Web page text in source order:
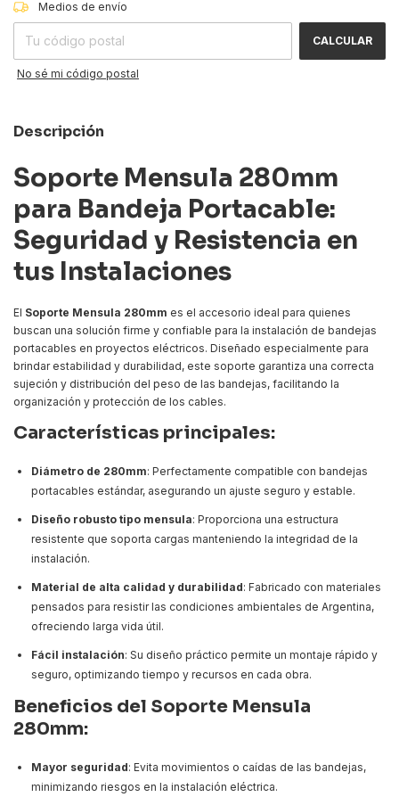
Medios de envío
CALCULAR
No sé mi código postal
Descripción
Soporte Mensula 280mm
para Bandeja Portacable:
Seguridad y Resistencia en
tus Instalaciones
El Soporte Mensula 280mm es el accesorio ideal para quienes
buscan una solución firme y confiable para la instalación de bandejas
portacables en proyectos eléctricos. Diseñado especialmente para
brindar estabilidad y durabilidad, este soporte garantiza una correcta
sujeción y distribución del peso de las bandejas, facilitando la
organización y protección de los cables.
Características principales:
Diámetro de 280mm: Perfectamente compatible con bandejas
portacables estándar, asegurando un ajuste seguro y estable.
Diseño robusto tipo mensula: Proporciona una estructura
resistente que soporta cargas manteniendo la integridad de la
instalación.
Material de alta calidad y durabilidad: Fabricado con materiales
pensados para resistir las condiciones ambientales de Argentina,
ofreciendo larga vida útil.
Fácil instalación: Su diseño práctico permite un montaje rápido y
seguro, optimizando tiempo y recursos en cada obra.
Beneficios del Soporte Mensula
280mm:
Mayor seguridad: Evita movimientos o caídas de las bandejas,
minimizando riesgos en la instalación eléctrica.